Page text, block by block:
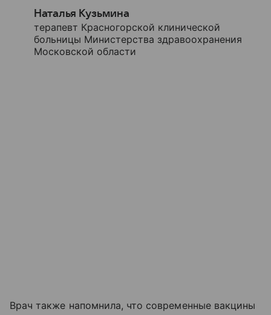
Наталья Кузьмина
терапевт Красногорской клинической
больницы Министерства здравоохранения
Московской области
Врач также напомнила, что современные вакцины